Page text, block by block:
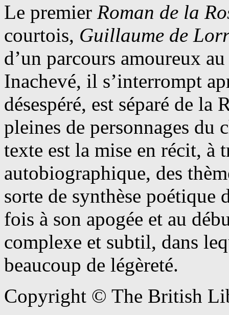
Le premier Roman de la
courtois, Guillaume de
d’un parcours amoureux
Inachevé, il s’interrompt
désespéré, est séparé de
pleines de personnages du
texte est la mise en récit, à
autobiographique, des
sorte de synthèse poétique
fois à son apogée et au
complexe et subtil, dans
beaucoup de légèreté.
Copyright © The British